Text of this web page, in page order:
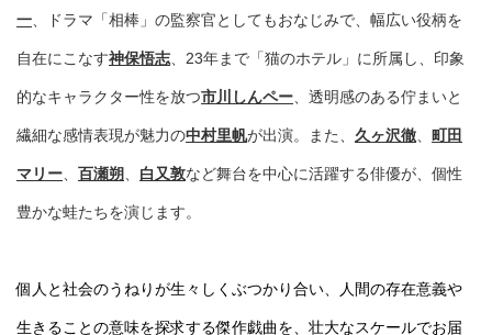
一、ドラマ「相棒」の監察官としてもおなじみで、幅広い役柄を
自在にこなす神保悟志、23年まで「猫のホテル」に所属し、印象
的なキャラクター性を放つ市川しんペー、透明感のある佇まいと
繊細な感情表現が魅力の中村里帆が出演。また、 久ヶ沢徹、 町田
マリー、 百瀬朔、 白又敦など舞台を中心に活躍する俳優が、個性
豊かな蛙たちを演じます。
個人と社会のうねりが生々しくぶつかり合い、人間の存在意義や
生きることの意味を探求する傑作戯曲を、壮大なスケールでお届